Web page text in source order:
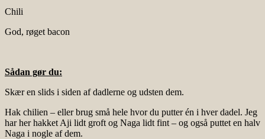
Chili
God, røget bacon
Sådan gør du:
Skær en slids i siden af dadlerne og udsten dem.
Hak chilien – eller brug små hele hvor du putter én i hver dadel. Jeg
har her hakket Aji lidt groft og Naga lidt fint – og også puttet en halv
Naga i nogle af dem.